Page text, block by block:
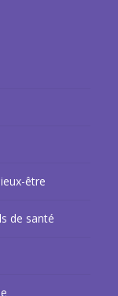
être
de santé